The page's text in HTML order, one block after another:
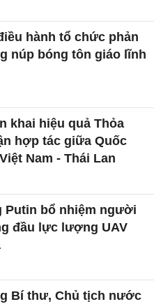
hành tổ chức phản
núp bóng tôn giáo lĩnh
khai hiệu quả Thỏa
hợp tác giữa Quốc
Nam - Thái Lan
Putin bổ nhiệm người
đầu lực lượng UAV
Bí thư, Chủ tịch nước